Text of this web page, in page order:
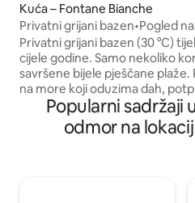
Kuća – Fontane Bianche
Privatni grijani bazen•Pogled na
more•Pješice do plaže•Shati
Privatni grijani bazen (30 °C)
cijele godine. Samo nekoliko
savršene bijele pješčane plaže.
na more koji oduzima dah,
privatnost i tropski vrtovi.
dizajn i profinjeni luksuz.
istraživanje istočne Sicilije.
Popularni sadržaji
odmor na